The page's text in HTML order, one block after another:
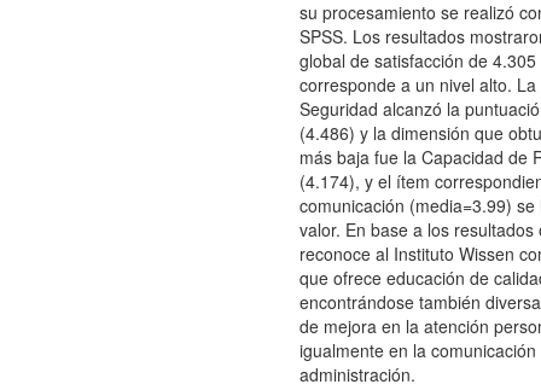
su procesamiento se realizó
SPSS. Los resultados
global de satisfacción de
corresponde a un nivel alto.
Seguridad alcanzó la
(4.486) y la dimensión que
más baja fue la Capacidad de
(4.174), y el ítem
comunicación (media=3.99)
valor. En base a los resultados
reconoce al Instituto Wissen
que ofrece educación de
encontrándose también
de mejora en la atención
igualmente en la
administración.